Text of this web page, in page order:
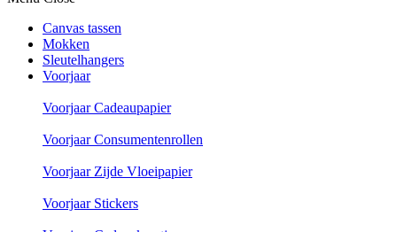
Canvas tassen
Mokken
Sleutelhangers
Voorjaar
Voorjaar Cadeaupapier
Voorjaar Consumentenrollen
Voorjaar Zijde Vloeipapier
Voorjaar Stickers